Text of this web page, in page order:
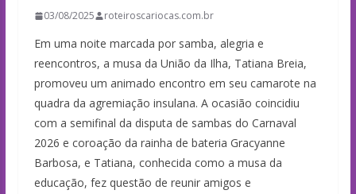
03/08/2025 roteiroscariocas.com.br
Em uma noite marcada por samba, alegria e
reencontros, a musa da União da Ilha, Tatiana Breia,
promoveu um animado encontro em seu camarote na
quadra da agremiação insulana. A ocasião coincidiu
com a semifinal da disputa de sambas do Carnaval
2026 e coroação da rainha de bateria Gracyanne
Barbosa, e Tatiana, conhecida como a musa da
educação, fez questão de reunir amigos e